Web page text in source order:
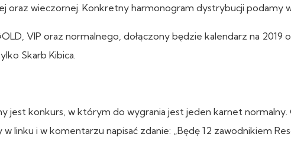
oraz wieczornej. Konkretny harmonogram dystrybucji podamy
VIP oraz normalnego, dołączony będzie kalendarz na 2019
Skarb Kibica.
jest konkurs, w którym do wygrania jest jeden karnet normalny.
linku i w komentarzu napisać zdanie: „Będę 12 zawodnikiem